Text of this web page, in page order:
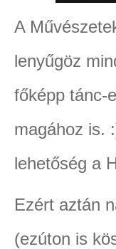
A
lenyűgöz
főképp tánc-
magához is.
lehetőség a
Ezért aztán
(ezúton is